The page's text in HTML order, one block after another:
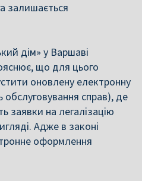
залишається
дім» у Варшаві
що для цього
оновлену електронну
справ), де
заявки на легалізацію
Адже в законі
оформлення